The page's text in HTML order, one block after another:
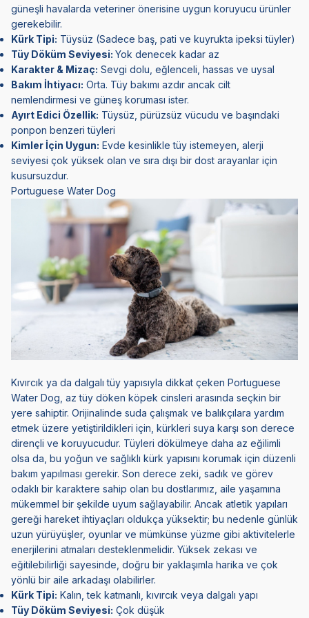
güneşli havalarda veteriner önerisine uygun koruyucu ürünler
gerekebilir.
Kürk Tipi: Tüysüz (Sadece baş, pati ve kuyrukta ipeksi tüyler)
Tüy Döküm Seviyesi: Yok denecek kadar az
Karakter & Mizaç: Sevgi dolu, eğlenceli, hassas ve uysal
Bakım İhtiyacı: Orta. Tüy bakımı azdır ancak cilt
nemlendirmesi ve güneş koruması ister.
Ayırt Edici Özellik: Tüysüz, pürüzsüz vücudu ve başındaki
ponpon benzeri tüyleri
Kimler İçin Uygun: Evde kesinlikle tüy istemeyen, alerji
seviyesi çok yüksek olan ve sıra dışı bir dost arayanlar için
kusursuzdur.
Portuguese Water Dog
Kıvırcık ya da dalgalı tüy yapısıyla dikkat çeken Portuguese
Water Dog, az tüy döken köpek cinsleri arasında seçkin bir
yere sahiptir. Orijinalinde suda çalışmak ve balıkçılara yardım
etmek üzere yetiştirildikleri için, kürkleri suya karşı son derece
dirençli ve koruyucudur. Tüyleri dökülmeye daha az eğilimli
olsa da, bu yoğun ve sağlıklı kürk yapısını korumak için düzenli
bakım yapılması gerekir. Son derece zeki, sadık ve görev
odaklı bir karaktere sahip olan bu dostlarımız, aile yaşamına
mükemmel bir şekilde uyum sağlayabilir. Ancak atletik yapıları
gereği hareket ihtiyaçları oldukça yüksektir; bu nedenle günlük
uzun yürüyüşler, oyunlar ve mümkünse yüzme gibi aktivitelerle
enerjilerini atmaları desteklenmelidir. Yüksek zekası ve
eğitilebilirliği sayesinde, doğru bir yaklaşımla harika ve çok
yönlü bir aile arkadaşı olabilirler.
Kürk Tipi: Kalın, tek katmanlı, kıvırcık veya dalgalı yapı
Tüy Döküm Seviyesi: Çok düşük